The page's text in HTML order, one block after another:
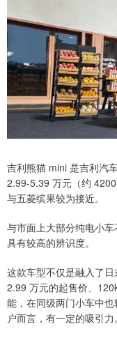
吉利熊猫 mini 是吉利汽
2.99-5.39 万元（约
与五菱缤果较为接近。
与市面上大部分纯电小
具有较高的辨识度。
这款车型不仅是融入了
2.99 万元的起售价、
能，在同级两门小车中
户而言，有一定的吸引力。